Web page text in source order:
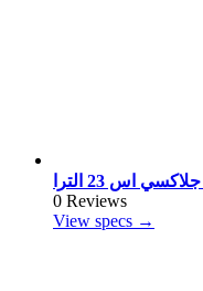
0 Reviews
View specs →